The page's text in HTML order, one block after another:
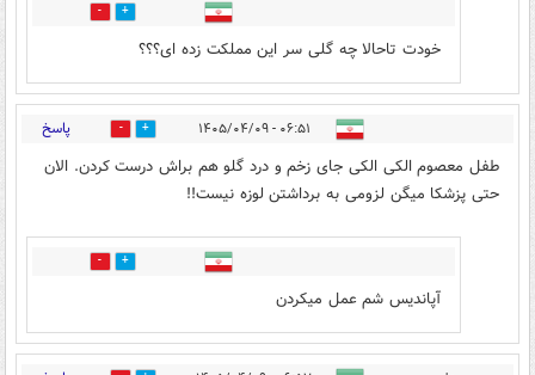
1
خودت تاحالا چه گلی سر این مملکت زده ای؟؟؟
۰۶:۵۱ - ۱۴۰۵/۰۴/۰۹ 2 پاسخ
طفل معصوم الکی الکی جای زخم و درد گلو هم براش درست کردن. الان
حتی پزشکا میگن لزومی به برداشتن لوزه نیست!!
0
آپاندیس شم عمل میکردن